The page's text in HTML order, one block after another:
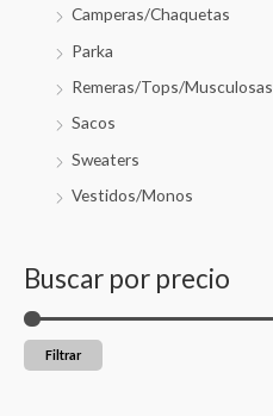
Camperas/Chaquetas
Parka
Remeras/Tops/Musculosas
Sacos
Sweaters
Vestidos/Monos
Buscar por precio
Filtrar